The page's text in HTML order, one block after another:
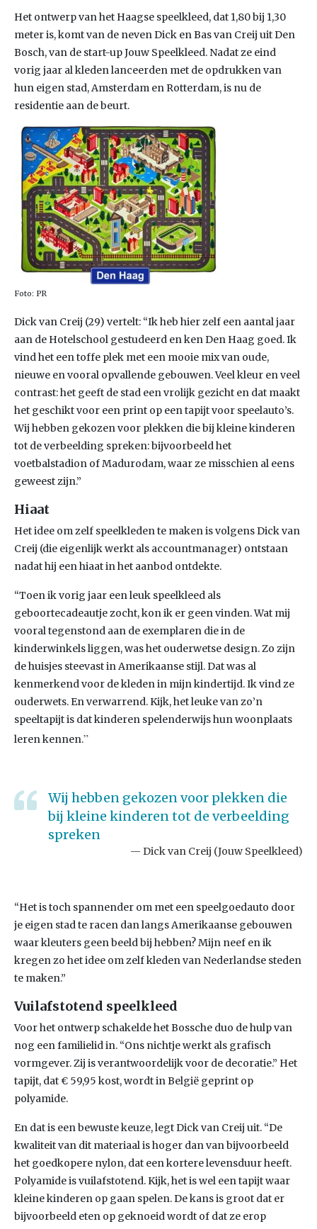
Het ontwerp van het Haagse speelkleed, dat 1,80 bij 1,30
meter is, komt van de neven Dick en Bas van Creij uit Den
Bosch, van de start-up Jouw Speelkleed. Nadat ze eind
vorig jaar al kleden lanceerden met de opdrukken van
hun eigen stad, Amsterdam en Rotterdam, is nu de
residentie aan de beurt.
Foto: PR
Dick van Creij (29) vertelt: “Ik heb hier zelf een aantal jaar
aan de Hotelschool gestudeerd en ken Den Haag goed. Ik
vind het een toffe plek met een mooie mix van oude,
nieuwe en vooral opvallende gebouwen. Veel kleur en veel
contrast: het geeft de stad een vrolijk gezicht en dat maakt
het geschikt voor een print op een tapijt voor speelauto’s.
Wij hebben gekozen voor plekken die bij kleine kinderen
tot de verbeelding spreken: bijvoorbeeld het
voetbalstadion of Madurodam, waar ze misschien al eens
geweest zijn.”
Hiaat
Het idee om zelf speelkleden te maken is volgens Dick van
Creij (die eigenlijk werkt als accountmanager) ontstaan
nadat hij een hiaat in het aanbod ontdekte.
“Toen ik vorig jaar een leuk speelkleed als
geboortecadeautje zocht, kon ik er geen vinden. Wat mij
vooral tegenstond aan de exemplaren die in de
kinderwinkels liggen, was het ouderwetse design. Zo zijn
de huisjes steevast in Amerikaanse stijl. Dat was al
kenmerkend voor de kleden in mijn kindertijd. Ik vind ze
ouderwets. En verwarrend. Kijk, het leuke van zo’n
speeltapijt is dat kinderen spelenderwijs hun woonplaats
leren kennen.”
Wij hebben gekozen voor plekken die
bij kleine kinderen tot de verbeelding
spreken
Dick van Creij (Jouw Speelkleed)
“Het is toch spannender om met een speelgoedauto door
je eigen stad te racen dan langs Amerikaanse gebouwen
waar kleuters geen beeld bij hebben? Mijn neef en ik
kregen zo het idee om zelf kleden van Nederlandse steden
te maken.”
Vuilafstotend speelkleed
Voor het ontwerp schakelde het Bossche duo de hulp van
nog een familielid in. “Ons nichtje werkt als grafisch
vormgever. Zij is verantwoordelijk voor de decoratie.” Het
tapijt, dat € 59,95 kost, wordt in België geprint op
polyamide.
En dat is een bewuste keuze, legt Dick van Creij uit. “De
kwaliteit van dit materiaal is hoger dan van bijvoorbeeld
het goedkopere nylon, dat een kortere levensduur heeft.
Polyamide is vuilafstotend. Kijk, het is wel een tapijt waar
kleine kinderen op gaan spelen. De kans is groot dat er
bijvoorbeeld eten op geknoeid wordt of dat ze erop